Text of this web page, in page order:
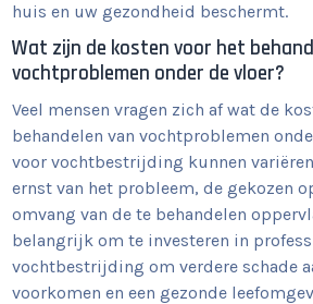
huis en uw gezondheid beschermt.
Wat zijn de kosten voor het
vochtproblemen onder de vloer?
Veel mensen vragen zich af wat de
behandelen van vochtproblemen
voor vochtbestrijding kunnen
ernst van het probleem, de gekozen
omvang van de te behandelen
belangrijk om te investeren in
vochtbestrijding om verdere schade
voorkomen en een gezonde